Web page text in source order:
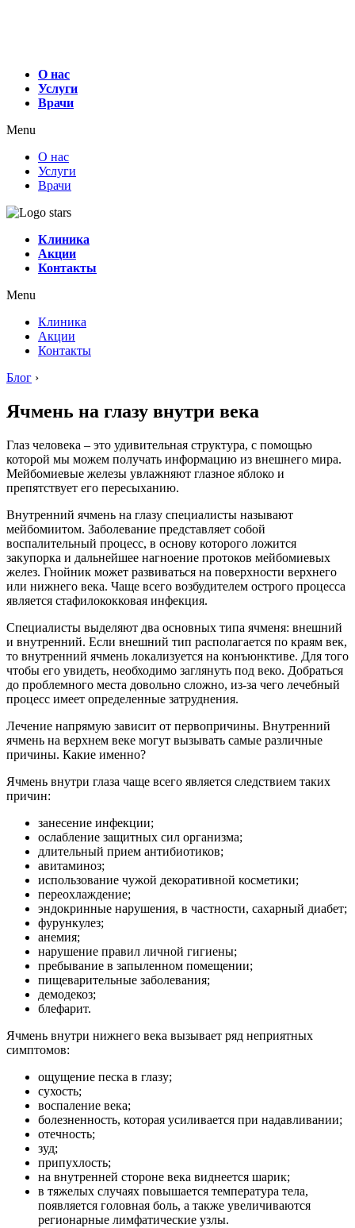
О нас
Услуги
Врачи
Menu
О нас
Услуги
Врачи
Клиника
Акции
Контакты
Menu
Клиника
Акции
Контакты
Блог ›
Ячмень на глазу внутри века
Глаз человека – это удивительная структура, с помощью
которой мы можем получать информацию из внешнего мира.
Мейбомиевые железы увлажняют глазное яблоко и
препятствует его пересыханию.
Внутренний ячмень на глазу специалисты называют
мейбомиитом. Заболевание представляет собой
воспалительный процесс, в основу которого ложится
закупорка и дальнейшее нагноение протоков мейбомиевых
желез. Гнойник может развиваться на поверхности верхнего
или нижнего века. Чаще всего возбудителем острого процесса
является стафилококковая инфекция.
Специалисты выделяют два основных типа ячменя: внешний
и внутренний. Если внешний тип располагается по краям век,
то внутренний ячмень локализуется на конъюнктиве. Для того
чтобы его увидеть, необходимо заглянуть под веко. Добраться
до проблемного места довольно сложно, из-за чего лечебный
процесс имеет определенные затруднения.
Лечение напрямую зависит от первопричины. Внутренний
ячмень на верхнем веке могут вызывать самые различные
причины. Какие именно?
Ячмень внутри глаза чаще всего является следствием таких
причин:
занесение инфекции;
ослабление защитных сил организма;
длительный прием антибиотиков;
авитаминоз;
использование чужой декоративной косметики;
переохлаждение;
эндокринные нарушения, в частности, сахарный диабет;
фурункулез;
анемия;
нарушение правил личной гигиены;
пребывание в запыленном помещении;
пищеварительные заболевания;
демодекоз;
блефарит.
Ячмень внутри нижнего века вызывает ряд неприятных
симптомов:
ощущение песка в глазу;
сухость;
воспаление века;
болезненность, которая усиливается при надавливании;
отечность;
зуд;
припухлость;
на внутренней стороне века виднеется шарик;
в тяжелых случаях повышается температура тела,
появляется головная боль, а также увеличиваются
регионарные лимфатические узлы.